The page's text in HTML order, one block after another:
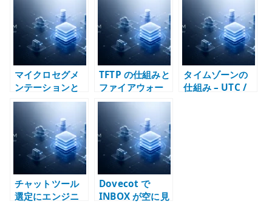
トワークの違い –
抽象化と制御責
任で考える
設計責任 – 冗長
化と復旧運用の
難しさ
ャ – VM とコン
テナの責務を分
ける
マイクロセグメ
ンテーションと
は何か – ゼロト
ラスト、
Firewall、通信
制御を分けて考
える
TFTP の仕組みと
ファイアウォー
ル設計 – UDP、
動的ポート、
PXE Boot を分
けて考える
タイムゾーンの
仕組み – UTC /
チャットツール
選定にエンジニ
Dovecot で
INBOX が空に見